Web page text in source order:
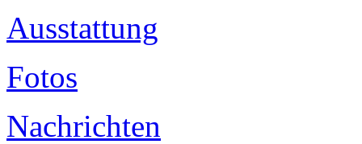
Ausstattung
Fotos
Nachrichten